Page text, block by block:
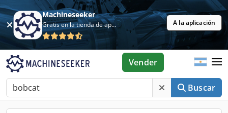
Machineseeker
Gratis en la tienda de aplicaciones A la aplicación
Buscar
Vender